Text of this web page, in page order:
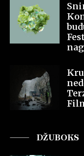
DŽUBOKS